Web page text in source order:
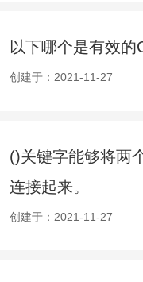
以下哪个是有效的
创建于：2021-11-27
()关键字能够将两
连接起来。
创建于：2021-11-27